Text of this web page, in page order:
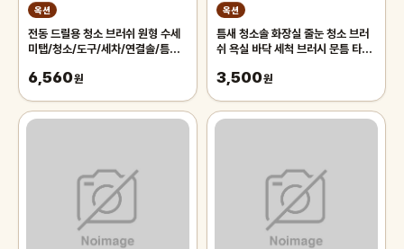
옥션
전동 드릴용 청소 브러쉬 원형 수세
미탭/청소/도구/세차/연결솔/틈새/
6,560원
옥션
틈새 청소솔 화장실 줄눈 청소 브러
쉬 욕실 바닥 세척 브러시 문틈 타일
3,500원